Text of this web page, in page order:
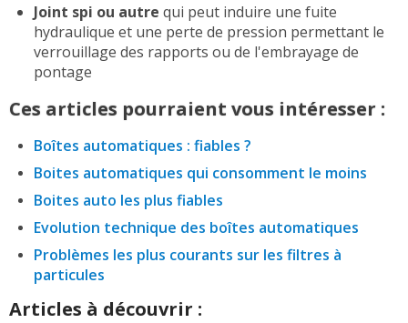
Joint spi ou autre qui peut induire une fuite
hydraulique et une perte de pression permettant le
verrouillage des rapports ou de l'embrayage de
pontage
Ces articles pourraient vous intéresser :
Boîtes automatiques : fiables ?
Boites automatiques qui consomment le moins
Boites auto les plus fiables
Evolution technique des boîtes automatiques
Problèmes les plus courants sur les filtres à
particules
Articles à découvrir :